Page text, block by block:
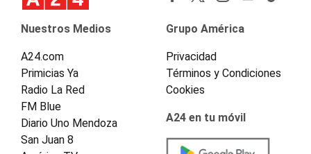
Nuestros Medios
A24.com
Primicias Ya
Radio La Red
FM Blue
Diario Uno Mendoza
San Juan 8
Grupo América
Privacidad
Términos y Condiciones
Cookies
A24 en tu móvil